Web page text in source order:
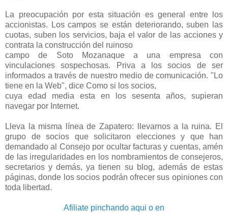
La preocupación por esta situación es general entre los
accionistas. Los campos se están deteriorando, suben las
cuotas, suben los servicios, baja el valor de las acciones y
contrata la construcción del ruinoso
campo de Soto Mozanaque a una empresa con
vinculaciones sospechosas. Priva a los socios de ser
informados a través de nuestro medio de comunicación. "Lo
tiene en la Web", dice Como si los socios,
cuya edad media esta en los sesenta años, supieran
navegar por Internet.
Lleva la misma línea de Zapatero: llevarnos a la ruina. El
grupo de socios que solicitaron elecciones y que han
demandado al Consejo por ocultar facturas y cuentas, amén
de las irregularidades en los nombramientos de consejeros,
secretarios y demás, ya tienen su blog, además de estas
páginas, donde los socios podrán ofrecer sus opiniones con
toda libertad.
Afiliate pinchando aqui o en